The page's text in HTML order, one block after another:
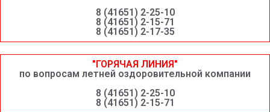
8 (41651) 2-25-10
8 (41651) 2-15-71
8 (41651) 2-17-35
"ГОРЯЧАЯ ЛИНИЯ"
по вопросам летней оздоровительной компании
8 (41651) 2-25-10
8 (41651) 2-15-71